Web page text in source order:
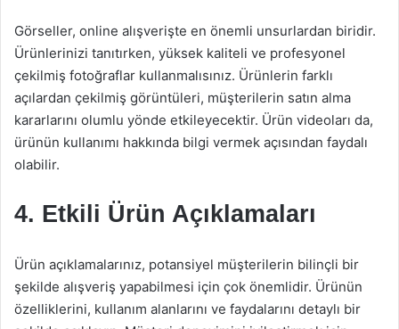
Görseller, online alışverişte en önemli unsurlardan biridir.
Ürünlerinizi tanıtırken, yüksek kaliteli ve profesyonel
çekilmiş fotoğraflar kullanmalısınız. Ürünlerin farklı
açılardan çekilmiş görüntüleri, müşterilerin satın alma
kararlarını olumlu yönde etkileyecektir. Ürün videoları da,
ürünün kullanımı hakkında bilgi vermek açısından faydalı
olabilir.
4. Etkili Ürün Açıklamaları
Ürün açıklamalarınız, potansiyel müşterilerin bilinçli bir
şekilde alışveriş yapabilmesi için çok önemlidir. Ürünün
özelliklerini, kullanım alanlarını ve faydalarını detaylı bir